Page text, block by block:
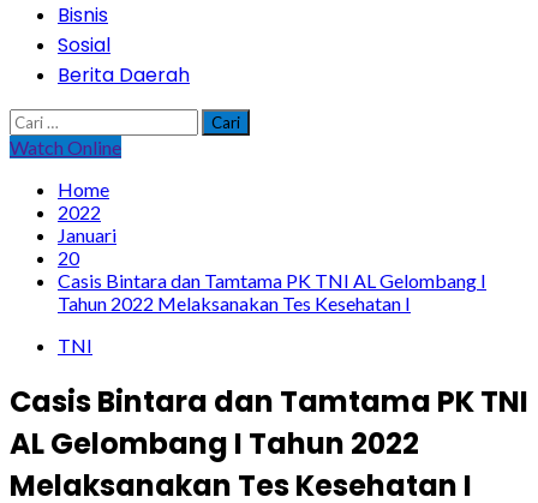
Bisnis
Sosial
Berita Daerah
Cari
untuk:
Watch Online
Home
2022
Januari
20
Casis Bintara dan Tamtama PK TNI AL Gelombang I
Tahun 2022 Melaksanakan Tes Kesehatan I
TNI
Casis Bintara dan Tamtama PK TNI
AL Gelombang I Tahun 2022
Melaksanakan Tes Kesehatan I